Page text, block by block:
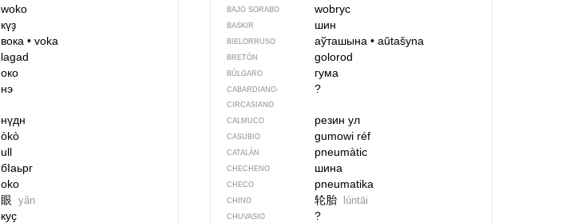
woko
күҙ
вока • voka
lagad
око
нэ
нүдн
òkò
ull
бIаьрг
oko
眼 yǎn
куҫ
BAJO SORABO wobryc
BASKIR шин
BIELORRUSO аўташына• aŭtašyna
BRETÓN golorod
BÚLGARO гума
CABARDIANO-
CIRCASIANO
?
CALMUCO резин ул
CASUBIO gumowi réf
CATALÁN pneumàtic
CHECHENO шина
CHECO pneumatika
CHINO 轮胎 lúntāi
CHUVASIO ?